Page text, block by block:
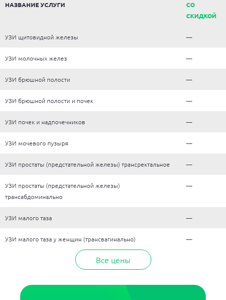
НАЗВАНИЕ УСЛУГИ
СО
СКИДКОЙ
УЗИ щитовидной железы —
УЗИ молочных желез —
УЗИ брюшной полости —
УЗИ брюшной полости и почек —
УЗИ почек и надпочечников —
УЗИ мочевого пузыря —
УЗИ простаты (предстательной железы) трансректальное —
УЗИ простаты (предстательной железы)
трансабдоминально
—
УЗИ малого таза —
УЗИ малого таза у женщин (трансвагинально) —
Все цены